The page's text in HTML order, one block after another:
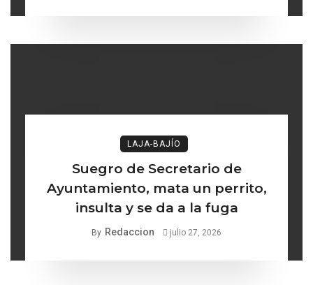
LAJA-BAJÍO
Suegro de Secretario de
Ayuntamiento, mata un perrito,
insulta y se da a la fuga
By Redaccion julio 27, 2026